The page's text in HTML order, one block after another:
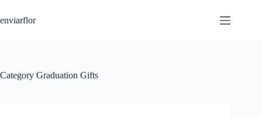
k
c
enviarflor
Category Graduation Gifts